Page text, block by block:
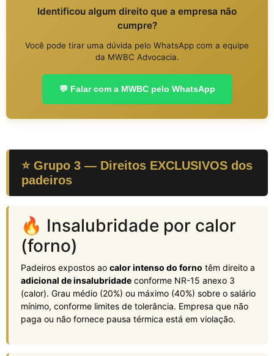
Identificou algum direito que a empresa não
cumpre?
Você pode tirar uma dúvida pelo WhatsApp com a equipe
da MWBC Advocacia.
💬 Falar com a MWBC pelo WhatsApp
⭐ Grupo 3 — Direitos EXCLUSIVOS dos
padeiros
🔥 Insalubridade por calor
(forno)
Padeiros expostos ao calor intenso do forno têm direito a
adicional de insalubridade conforme NR-15 anexo 3
(calor). Grau médio (20%) ou máximo (40%) sobre o salário
mínimo, conforme limites de tolerância. Empresa que não
paga ou não fornece pausa térmica está em violação.